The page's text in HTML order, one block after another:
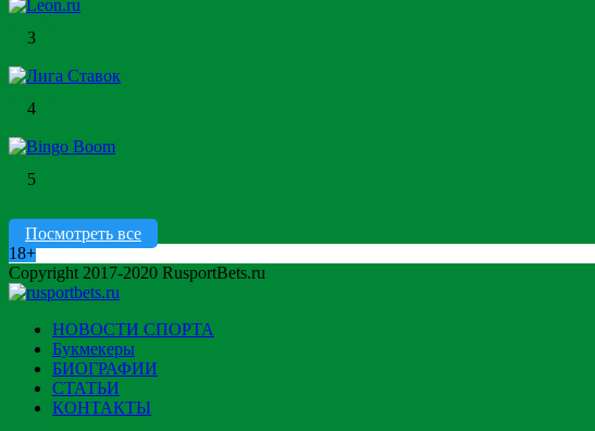
3
4
5
Посмотреть все
18+
Copyright 2017-2020 RusportBets.ru
НОВОСТИ СПОРТА
Букмекеры
БИОГРАФИИ
СТАТЬИ
КОНТАКТЫ